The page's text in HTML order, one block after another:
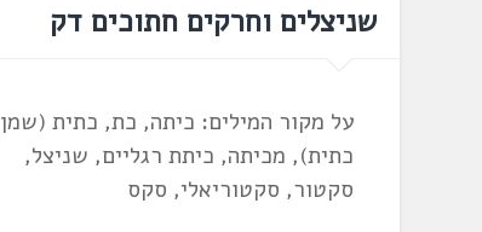
שניצלים וחרקים חתוכים דק
על מקור המילים: כיתה, כת, כתית (שמן
כתית), מכיתה, כיתת רגליים, שניצל,
סקטור, סקטוריאלי, סקס